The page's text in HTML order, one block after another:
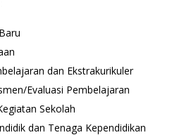
dan Ekstrakurikuler
Evaluasi Pembelajaran
Sekolah
dan Tenaga Kependidikan